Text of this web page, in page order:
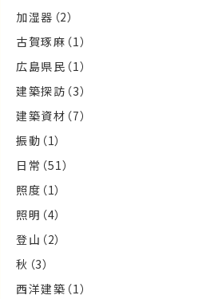
加湿器 （2）
古賀琢麻 （1）
広島県民 （1）
建築探訪 （3）
建築資材 （7）
振動 （1）
日常 （51）
照度 （1）
照明 （4）
登山 （2）
秋 （3）
西洋建築 （1）